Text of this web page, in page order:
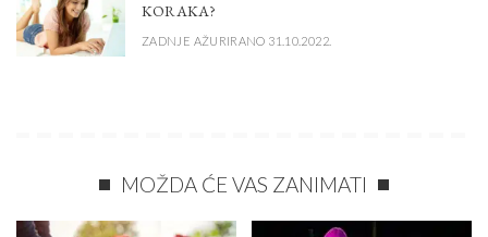
KORAKA?
ZADNJE AŽURIRANO 31.10.2022.
MOŽDA ĆE VAS ZANIMATI